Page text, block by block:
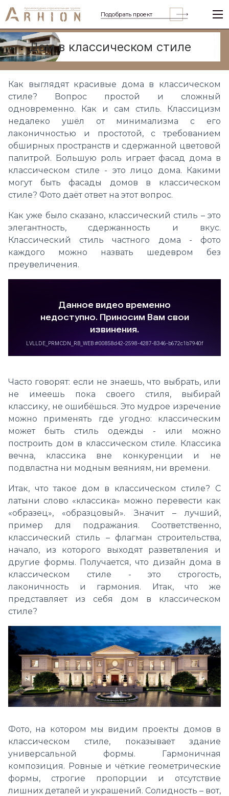
Подобрать проект
Дом в классическом стиле
Как выглядят красивые дома в классическом
стиле? Вопрос простой и сложный
одновременно. Как и сам стиль. Классицизм
недалеко ушёл от минимализма с его
лаконичностью и простотой, с требованием
обширных пространств и сдержанной цветовой
палитрой. Большую роль играет фасад дома в
классическом стиле - это лицо дома. Какими
могут быть фасады домов в классическом
стиле? Фото даёт ответ на этот вопрос.
Как уже было сказано, классический стиль – это
элегантность, сдержанность и вкус.
Классический стиль частного дома - фото
каждого можно назвать шедевром без
преувеличения.
Часто говорят: если не знаешь, что выбрать, или
не имеешь пока своего стиля, выбирай
классику, не ошибёшься. Это мудрое изречение
можно применять где угодно: классическим
может быть стиль одежды - или можно
построить дом в классическом стиле. Классика
вечна, классика вне конкуренции и не
подвластна ни модным веяниям, ни времени.
Итак, что такое дом в классическом стиле? С
латыни слово «классика» можно перевести как
«образец», «образцовый». Значит – лучший,
пример для подражания. Соответственно,
классический стиль – флагман строительства,
начало, из которого выходят разветвления и
другие формы. Получается, что дизайн дома в
классическом стиле - это строгость,
лаконичность и гармония. Итак, что же
представляет из себя дом в классическом
стиле?
Фото, на котором мы видим проекты домов в
классическом стиле, показывает здание
универсальной формы. Гармоничная
композиция. Ровные и чёткие геометрические
формы, строгие пропорции и отсутствие
лишних деталей и украшений. Солидность – вот,